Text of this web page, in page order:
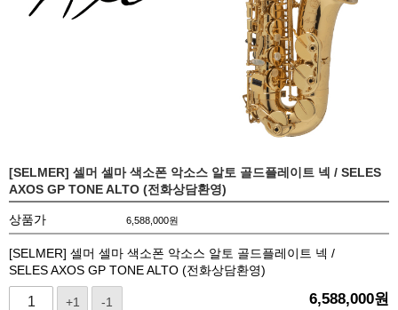
[SELMER] 셀머 셀마 색소폰 악소스 알토 골드플레이트 넥 / SELES
AXOS GP TONE ALTO (전화상담환영)
상품가 6,588,000원
[SELMER] 셀머 셀마 색소폰 악소스 알토 골드플레이트 넥 /
SELES AXOS GP TONE ALTO (전화상담환영)
+1 -1 6,588,000원